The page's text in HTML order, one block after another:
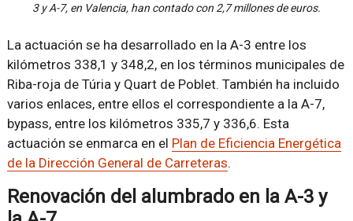
3 y A-7, en Valencia, han contado con 2,7 millones de euros.
La actuación se ha desarrollado en la A-3 entre los
kilómetros 338,1 y 348,2, en los términos municipales de
Riba-roja de Túria y Quart de Poblet. También ha incluido
varios enlaces, entre ellos el correspondiente a la A-7,
bypass, entre los kilómetros 335,7 y 336,6. Esta
actuación se enmarca en el Plan de Eficiencia Energética
de la Dirección General de Carreteras.
Renovación del alumbrado en la A-3 y